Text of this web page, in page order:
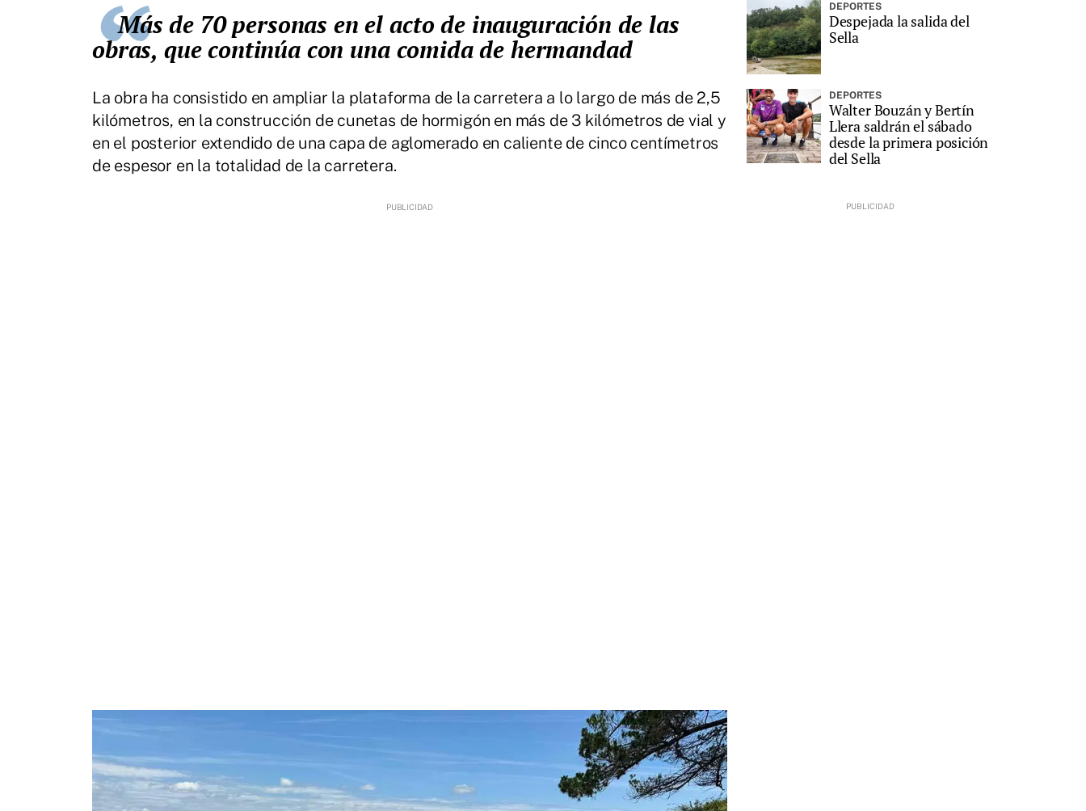
Más de 70 personas en el acto de inauguración de las
obras, que continúa con una comida de hermandad
La obra ha consistido en ampliar la plataforma de la carretera a lo largo de más de 2,5
kilómetros, en la construcción de cunetas de hormigón en más de 3 kilómetros de vial y
en el posterior extendido de una capa de aglomerado en caliente de cinco centímetros
de espesor en la totalidad de la carretera.
DEPORTES
Despejada la salida del
Sella
DEPORTES
Walter Bouzán y Bertín
Llera saldrán el sábado
desde la primera posición
del Sella